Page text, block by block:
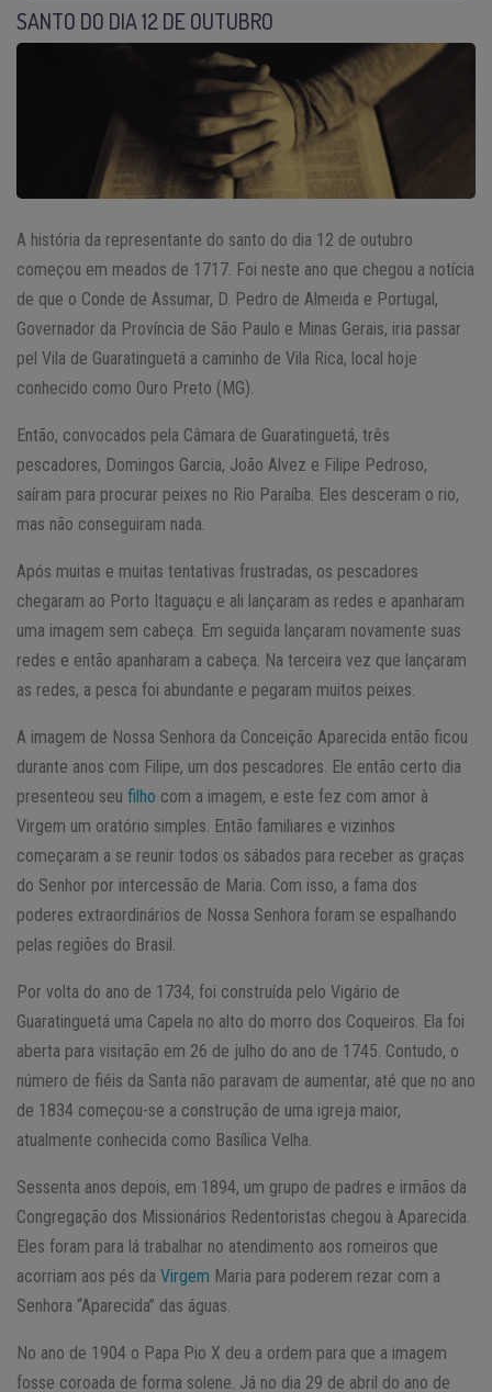
SANTO DO DIA 12 DE OUTUBRO
A história da representante do santo do dia 12 de outubro
começou em meados de 1717. Foi neste ano que chegou a notícia
de que o Conde de Assumar, D. Pedro de Almeida e Portugal,
Governador da Província de São Paulo e Minas Gerais, iria passar
pel Vila de Guaratinguetá a caminho de Vila Rica, local hoje
conhecido como Ouro Preto (MG).
Então, convocados pela Câmara de Guaratinguetá, três
pescadores, Domingos Garcia, João Alvez e Filipe Pedroso,
saíram para procurar peixes no Rio Paraíba. Eles desceram o rio,
mas não conseguiram nada.
Após muitas e muitas tentativas frustradas, os pescadores
chegaram ao Porto Itaguaçu e ali lançaram as redes e apanharam
uma imagem sem cabeça. Em seguida lançaram novamente suas
redes e então apanharam a cabeça. Na terceira vez que lançaram
as redes, a pesca foi abundante e pegaram muitos peixes.
A imagem de Nossa Senhora da Conceição Aparecida então ficou
durante anos com Filipe, um dos pescadores. Ele então certo dia
presenteou seu filho com a imagem, e este fez com amor à
Virgem um oratório simples. Então familiares e vizinhos
começaram a se reunir todos os sábados para receber as graças
do Senhor por intercessão de Maria. Com isso, a fama dos
poderes extraordinários de Nossa Senhora foram se espalhando
pelas regiões do Brasil.
Por volta do ano de 1734, foi construída pelo Vigário de
Guaratinguetá uma Capela no alto do morro dos Coqueiros. Ela foi
aberta para visitação em 26 de julho do ano de 1745. Contudo, o
número de fiéis da Santa não paravam de aumentar, até que no ano
de 1834 começou-se a construção de uma igreja maior,
atualmente conhecida como Basílica Velha.
Sessenta anos depois, em 1894, um grupo de padres e irmãos da
Congregação dos Missionários Redentoristas chegou à Aparecida.
Eles foram para lá trabalhar no atendimento aos romeiros que
acorriam aos pés da Virgem Maria para poderem rezar com a
Senhora “Aparecida” das águas.
No ano de 1904 o Papa Pio X deu a ordem para que a imagem
fosse coroada de forma solene. Já no dia 29 de abril do ano de